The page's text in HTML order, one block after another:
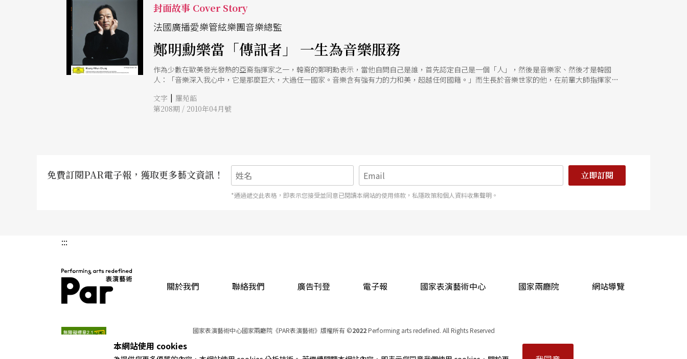
封面故事 Cover Story
法國廣播愛樂管絃樂團音樂總監
鄭明勳樂當「傳訊者」 一生為音樂服務
作為少數在歐美發光發熱的亞裔指揮家之一，韓裔的鄭明勳表示，當他自問自己是誰，首先認定自己是一個「人」，然後是音樂家、然後才是韓國
人：「音樂深入我心中，它是那麼巨大，大過任一國家。音樂含有強有力的力和美，超越任何國籍。」而生長於音樂世家的他，在前輩大師指揮家朱
文字 | 羅苑韶
第208期 / 2010年04月號
免費訂閱PAR電子報，獲取更多藝文資訊！ 立即訂閱
*通過遞交此表格，即表示您接受並同意已閱讀本網站的使用條款，私隱政策和個人資料收集聲明。
:::
關於我們 聯絡我們 廣告刊登 電子報 國家表演藝術中心 國家兩廳院 網站導覽
國家表演藝術中心國家兩廳院《PAR表演藝術》版權所有©2022Performing arts redefined. All Rights Reserved
本站所提供相關演出資訊，如有異動應以主辦單位公告為準。
本網站使用 cookies